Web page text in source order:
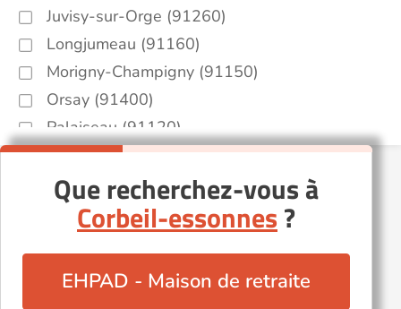
Juvisy-sur-Orge (91260)
Longjumeau (91160)
Morigny-Champigny (91150)
Orsay (91400)
Palaiseau (91120)
Quincy-sous-Sénart (91480)
Saint-Michel-sur-Orge (91240)
Sainte-Geneviève-des-Bois (91700)
Soisy-sur-École (91840)
Viry-Châtillon (91170)
Que recherchez-vous à
Corbeil-essonnes?
EHPAD - Maison de retraite